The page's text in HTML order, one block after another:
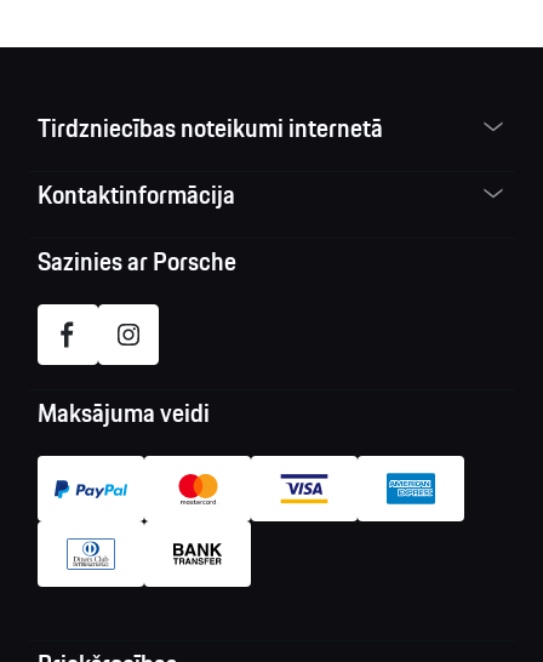
Tirdzniecības noteikumi internetā
Kontaktinformācija
Sazinies ar Porsche
Maksājuma veidi